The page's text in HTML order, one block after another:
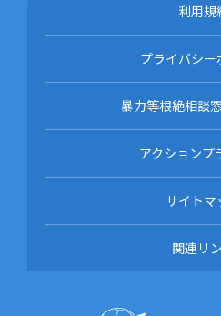
利用規
プライバシー
暴力等根絶相談
アクションプ
サイトマ
関連リ